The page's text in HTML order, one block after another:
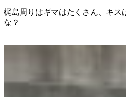
梶島周りはギマはたくさん、キス
な？